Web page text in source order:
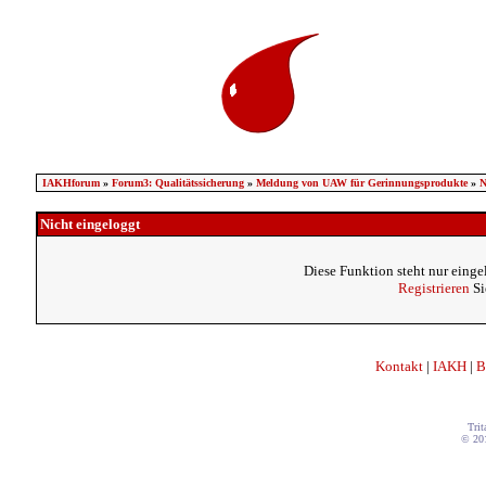
IAKHforum» Forum3: Qualitätssicherung» Meldung von UAW für Gerinnungsprodukte»
Nicht eingeloggt
Diese Funktion steht nur
Registrieren
Kontakt | IAKH |
©